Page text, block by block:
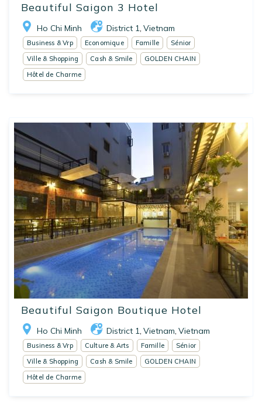
Beautiful Saigon 3 Hotel
Ho Chi Minh District 1, Vietnam
Business & Vrp Economique Famille
Sénior
Ville & Shopping
Cash & Smile
GOLDEN CHAIN
Hôtel de Charme
Beautiful Saigon Boutique Hotel
Ho Chi Minh District 1, Vietnam, Vietnam
Business & Vrp Culture & Arts Famille
Sénior
Ville & Shopping
Cash & Smile
GOLDEN CHAIN
Hôtel de Charme